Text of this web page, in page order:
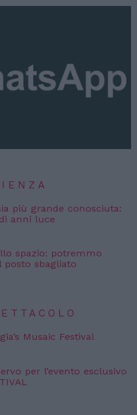
più grande conosciuta:
anni luce
spazio: potremmo
posto sbagliato
Musaic Festival
per l’evento esclusivo